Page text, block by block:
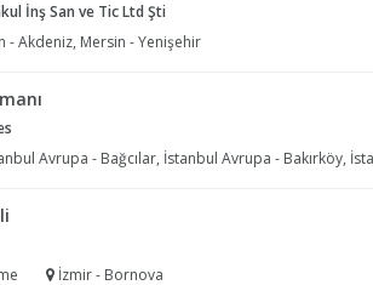
İnş San ve Tic Ltd Şti
- Akdeniz, Mersin - Yenişehir
- Bağcılar, İstanbul Avrupa - Bakırköy, İstanbul Avrupa - Bayrampaşa, İstanbul Avrupa - Küçükçekmece, İstanbul Avrupa - Avcılar, İstanbul Avrupa - Başakşehir, İstanbul Avrupa - Esenler, İstanbul Avrupa -
İzmir - Bornova